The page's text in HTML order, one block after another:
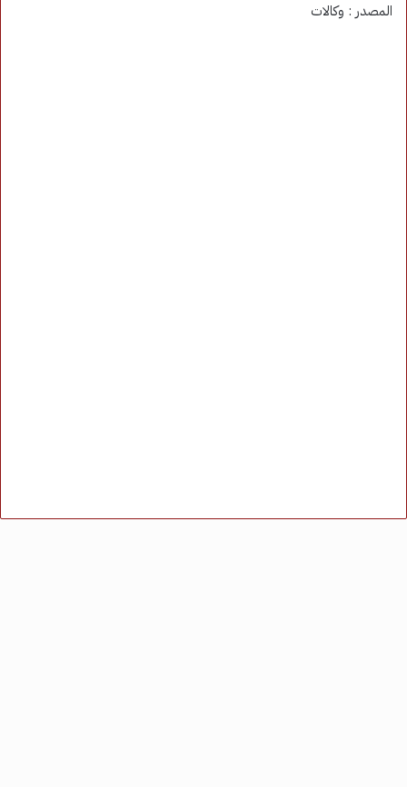
المصدر : وكالات